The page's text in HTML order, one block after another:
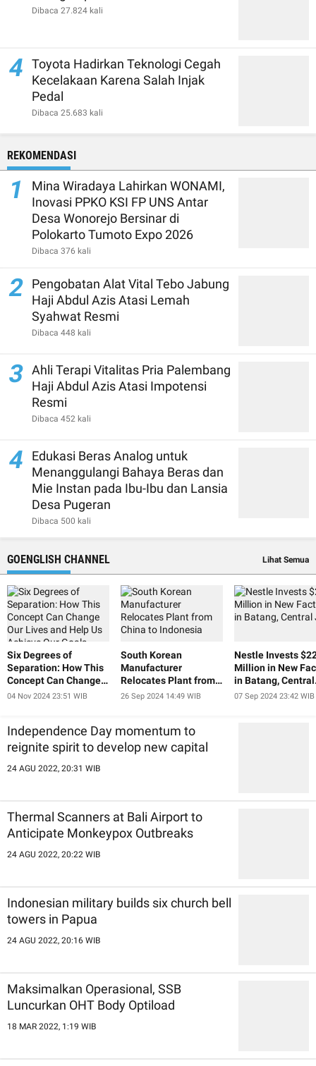
Dibaca 27.824 kali
4
Toyota Hadirkan Teknologi Cegah
Kecelakaan Karena Salah Injak
Pedal
Dibaca 25.683 kali
REKOMENDASI
1
Mina Wiradaya Lahirkan WONAMI,
Inovasi PPKO KSI FP UNS Antar
Desa Wonorejo Bersinar di
Polokarto Tumoto Expo 2026
Dibaca 376 kali
2
Pengobatan Alat Vital Tebo Jabung
Haji Abdul Azis Atasi Lemah
Syahwat Resmi
Dibaca 448 kali
3 Ahli Terapi Vitalitas Pria Palembang
Haji Abdul Azis Atasi Impotensi
Resmi
Dibaca 452 kali
4
Edukasi Beras Analog untuk
Menanggulangi Bahaya Beras dan
Mie Instan pada Ibu-Ibu dan Lansia
Desa Pugeran
Dibaca 500 kali
GOENGLISH CHANNEL Lihat Semua
Six Degrees of
Separation: How This
Concept Can Change
Our Lives and Help Us
04 Nov 2024 23:51 WIB
South Korean
Manufacturer
Relocates Plant from
China to Indonesia
26 Sep 2024 14:49 WIB
Nestle Invests
Million in New
in Batang, Central
Java
07 Sep 2024 23:42 WIB
Independence Day momentum to
reignite spirit to develop new capital
24 AGU 2022, 20:31 WIB
Thermal Scanners at Bali Airport to
Anticipate Monkeypox Outbreaks
24 AGU 2022, 20:22 WIB
Indonesian military builds six church bell
towers in Papua
24 AGU 2022, 20:16 WIB
Maksimalkan Operasional, SSB
Luncurkan OHT Body Optiload
18 MAR 2022, 1:19 WIB